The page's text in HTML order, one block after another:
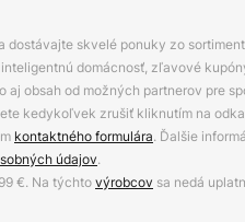
dostávajte skvelé ponuky zo
domácnosť, zľavové
obsah od možných partnerov pre
kedykoľvek zrušiť kliknutím na
kontaktného formulára. Ďalšie
údajov.
€. Na týchtovýrobcov sa nedá